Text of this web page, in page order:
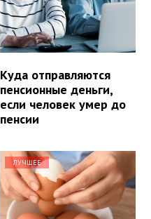
Куда отправляются
пенсионные деньги,
если человек умер до
пенсии
ЛУЧШЕЕ